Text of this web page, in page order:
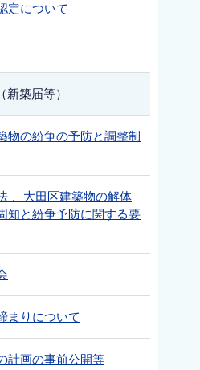
定について
築届等）
物の紛争の予防と調整制
、大田区建築物の解体
知と紛争予防に関する要
まりについて
計画の事前公開等